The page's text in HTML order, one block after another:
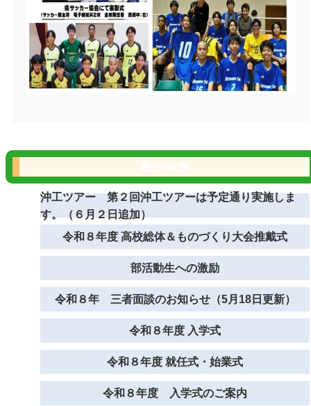
沖工ツアー 第２回沖工ツアーは予定通り実施しま
す。（６月２日追加）
令和８年度 高校総体＆ものづくり大会推戴式
部活動生への激励
令和８年 三者面談のお知らせ（5月18日更新）
令和８年度 入学式
令和８年度 就任式・始業式
令和８年度 入学式のご案内